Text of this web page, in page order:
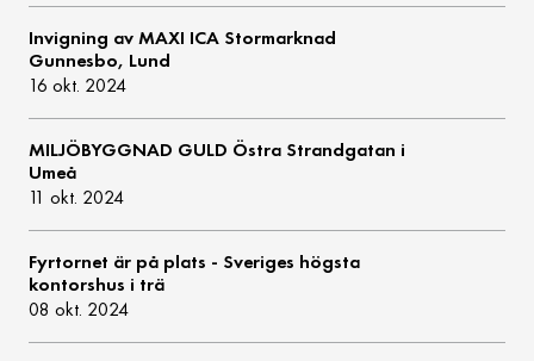
Invigning av MAXI ICA Stormarknad
Gunnesbo, Lund
16 okt. 2024
MILJÖBYGGNAD GULD Östra Strandgatan i
Umeå
11 okt. 2024
Fyrtornet är på plats - Sveriges högsta
kontorshus i trä
08 okt. 2024